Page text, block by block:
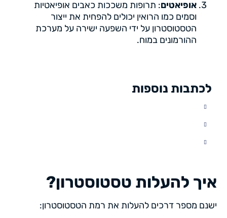
אופיאטים: תרופות משככות כאבים אופיאטיות
וסמים כמו הרואין יכולים להפחית את ייצור
הטסטוסטרון על ידי השפעה ישירה על מערכת
ההורמונים במוח.
לכתבות נוספות
איך להעלות טסטוסטרון?
ישנם מספר דרכים להעלות את רמת הטסטוסטרון: